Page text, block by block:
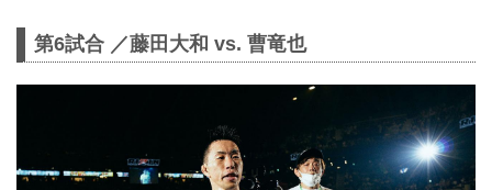
第6試合 ／藤田大和 vs. 曹竜也